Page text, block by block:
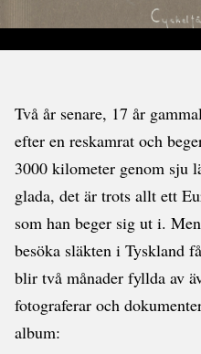
Två år senare, 17 år
efter en reskamrat och
3000 kilometer genom sju
glada, det är trots allt ett
som han beger sig ut i.
besöka släkten i Tyskland
blir två månader fyllda av
fotograferar och
album: